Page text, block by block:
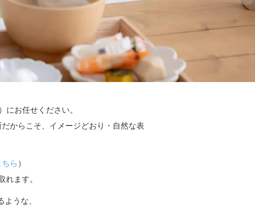
お任せください。
からこそ、イメージどおり・自然な表
ちら ）
ます。
うな、